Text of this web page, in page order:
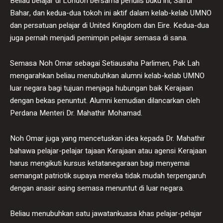
Bahar, dan kedua-dua tokoh ini aktif dalam kelab-kelab UMNO
dan persatuan pelajar di United Kingdom dan Eire. Kedua-dua
juga pernah menjadi pemimpin pelajar semasa di sana.
Semasa Noh Omar sebagai Setiausaha Parlimen, Pak Lah
mengarahkan beliau menubuhkan alumni kelab-kelab UMNO
luar negara bagi tujuan menjaga hubungan baik Kerajaan
dengan bekas penuntut. Alumni kemudian dilancarkan oleh
Perdana Menteri Dr. Mahathir Mohamad.
Noh Omar juga yang mencetuskan idea kepada Dr. Mahathir
bahawa pelajar-pelajar tajaan Kerajaan atau agensi Kerajaan
harus mengikuti kursus ketatanegaraan bagi menyemai
semangat patriotik supaya mereka tidak mudah terpengaruh
dengan anasir asing semasa menuntut di luar negara.
Beliau menubuhkan satu jawatankuasa khas pelajar-pelajar